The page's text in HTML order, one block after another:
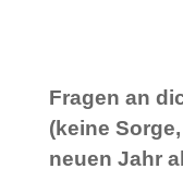
Fragen an
(keine
neuen Jahr